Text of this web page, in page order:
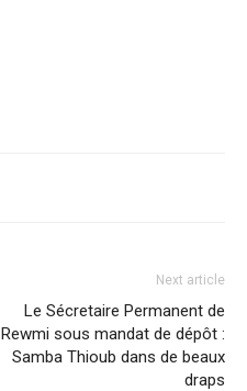
Next article
Le Sécretaire Permanent de
Rewmi sous mandat de dépôt :
Samba Thioub dans de beaux
draps